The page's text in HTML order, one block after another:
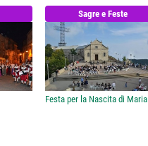
Sagre e Feste
Festa per la Nascita di Maria